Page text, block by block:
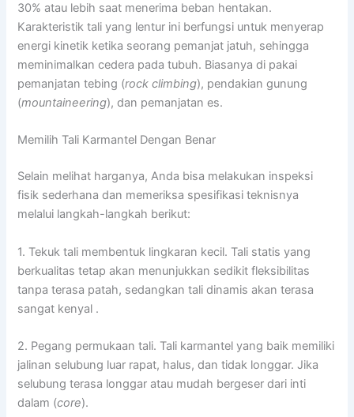
30% atau lebih saat menerima beban hentakan.
Karakteristik tali yang lentur ini berfungsi untuk menyerap
energi kinetik ketika seorang pemanjat jatuh, sehingga
meminimalkan cedera pada tubuh. Biasanya di pakai
pemanjatan tebing (rock climbing), pendakian gunung
(mountaineering), dan pemanjatan es.
Memilih Tali Karmantel Dengan Benar
Selain melihat harganya, Anda bisa melakukan inspeksi
fisik sederhana dan memeriksa spesifikasi teknisnya
melalui langkah-langkah berikut:
1. Tekuk tali membentuk lingkaran kecil. Tali statis yang
berkualitas tetap akan menunjukkan sedikit fleksibilitas
tanpa terasa patah, sedangkan tali dinamis akan terasa
sangat kenyal .
2. Pegang permukaan tali. Tali karmantel yang baik memiliki
jalinan selubung luar rapat, halus, dan tidak longgar. Jika
selubung terasa longgar atau mudah bergeser dari inti
dalam (core).